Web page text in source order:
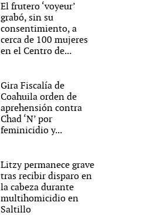
El frutero ‘voyeur’
grabó, sin su
consentimiento, a
cerca de 100 mujeres
en el Centro de...
Gira Fiscalía de
Coahuila orden de
aprehensión contra
Chad ‘N’ por
feminicidio y...
Litzy permanece grave
tras recibir disparo en
la cabeza durante
multihomicidio en
Saltillo